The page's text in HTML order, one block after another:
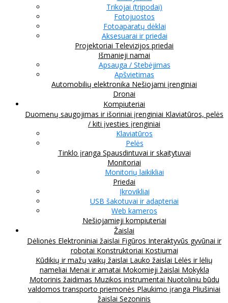
Trikojai (tripodai)
Fotojuostos
Fotoaparatų dėklai
Aksesuarai ir priedai
Projektoriai Televizijos priedai
Išmanieji namai
Apsauga / Stebėjimas
Apšvietimas
Automobilių elektronika Nešiojami įrenginiai
Dronai
Kompiuteriai
Duomenų saugojimas ir išoriniai įrenginiai Klaviatūros, pelės
/ kiti įvesties įrenginiai
Klaviatūros
Pelės
Tinklo įranga Spausdintuvai ir skaitytuvai
Monitoriai
Monitorių laikikliai
Priedai
Įkrovikliai
USB šakotuvai ir adapteriai
Web kameros
Nešiojamieji kompiuteriai
Žaislai
Dėlionės Elektroniniai žaislai Figūros Interaktyvūs gyvūnai ir
robotai Konstruktoriai Kostiumai
Kūdikių ir mažų vaikų žaislai Lauko žaislai Lėlės ir lėlių
nameliai Menai ir amatai Mokomieji žaislai Mokykla
Motorinis žaidimas Muzikos instrumentai Nuotoliniu būdu
valdomos transporto priemonės Plaukimo įranga Pliušiniai
žaislai Sezoninis